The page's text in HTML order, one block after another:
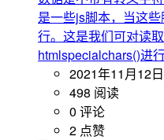
是一些js脚本，当这
行。这是我们可对读
htmlspecialchars()进
2021年11月12日
498 阅读
0 评论
2 点赞